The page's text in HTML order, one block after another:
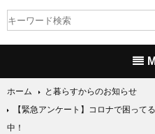
ホーム
と暮らすからのお知らせ
【緊急アンケート】コロナで困って
中！